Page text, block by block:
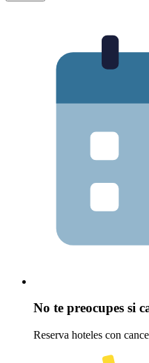
No te preocupes si
Reserva hoteles con